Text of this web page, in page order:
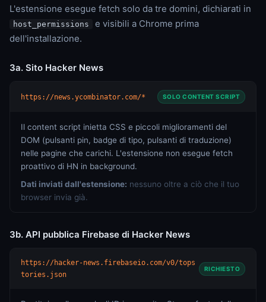
L'estensione esegue fetch solo da tre domini, dichiarati in
host_permissions
e visibili a Chrome prima
dell'installazione.
3a. Sito Hacker News
https://news.ycombinator.com/* SOLO CONTENT SCRIPT
Il content script inietta CSS e piccoli miglioramenti del
DOM (pulsanti pin, badge di tipo, pulsanti di traduzione)
nelle pagine che carichi. L'estensione non esegue fetch
proattivo di HN in background.
Dati inviati dall'estensione: nessuno oltre a ciò che il tuo
browser invia già.
3b. API pubblica Firebase di Hacker News
https://hacker-news.firebaseio.com/v0/tops
tories.json
RICHIESTO